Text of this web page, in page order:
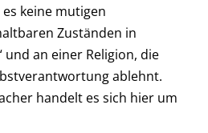
keine mutigen
Zuständen in
und an einer Religion, die
ablehnt.
handelt es sich hier um